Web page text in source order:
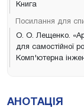
Книга
Посилання для
О. О. Лещенко.
для самостійної
Комп'ютерна
АНОТАЦІЯ